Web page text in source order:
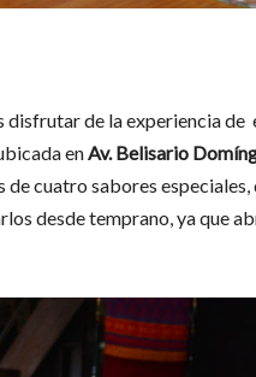
disfrutar de la experiencia
enAv. Belisario
de cuatro sabores especiales,
desde temprano, ya que